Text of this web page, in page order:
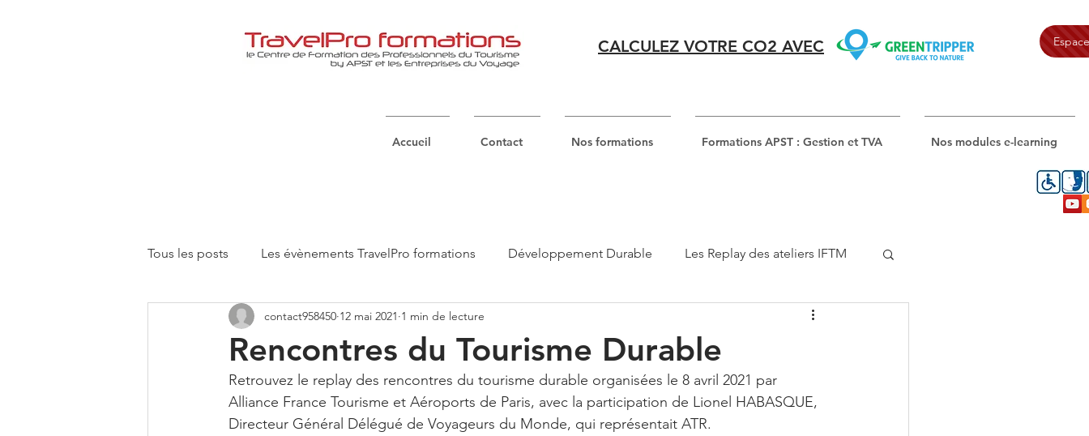
CALCULEZ VOTRE CO2 AVEC
Accueil Contact Nos formations Formations APST : Gestion et TVA Nos modules e-learning
Tous les posts Les évènements TravelPro formations Développement Durable Les Replay des ateliers IFTM
Le coin Lecture
Rencontres du Tourisme Durable
contact958450 12 mai 2021 1 min de lecture
Retrouvez le replay des rencontres du tourisme durable organisées le 8 avril 2021 par
Alliance France Tourisme et Aéroports de Paris, avec la participation de Lionel HABASQUE,
Directeur Général Délégué de Voyageurs du Monde, qui représentait ATR.